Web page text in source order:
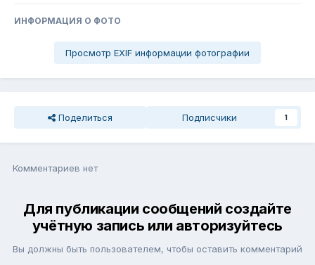
ИНФОРМАЦИЯ О ФОТО
Просмотр EXIF информации фотографии
Поделиться Подписчики 1
Комментариев нет
Для публикации сообщений создайте
учётную запись или авторизуйтесь
Вы должны быть пользователем, чтобы оставить комментарий